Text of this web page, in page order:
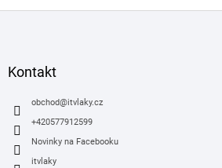
Kontakt
obchod@itvlaky.cz
+420577912599
Novinky na Facebooku
itvlaky